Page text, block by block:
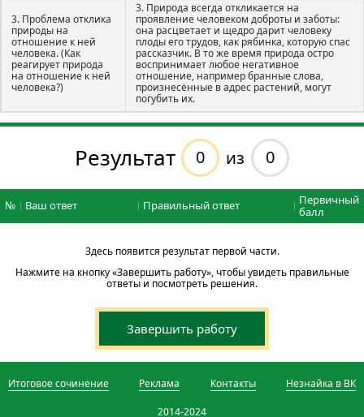
3. Проблема отклика
природы на
отношение к ней
человека. (Как
реагирует природа
на отношение к ней
человека?)
3. Природа всегда откликается на
проявление человеком доброты и заботы:
она расцветает и щедро дарит человеку
плоды его трудов, как рябинка, которую спас
рассказчик. В то же время природа остро
воспринимает любое негативное
отношение, например бранные слова,
произнесённые в адрес растений, могут
погубить их.
Результат 0 из 0
№ Ваш ответ Правильный ответ
Первичный
балл
Здесь появится результат первой части.
Нажмите на кнопку «Завершить работу», чтобы увидеть правильные
ответы и посмотреть решения.
Завершить работу
Итоговое сочинение Реклама Контакты Незнайка в ВК
2014-2024